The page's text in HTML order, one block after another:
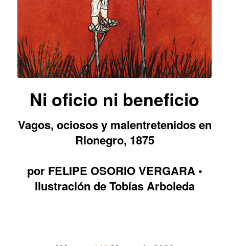
Ni oficio ni beneficio
Vagos, ociosos y malentretenidos en
Rionegro, 1875
por FELIPE OSORIO VERGARA •
Ilustración de Tobías Arboleda